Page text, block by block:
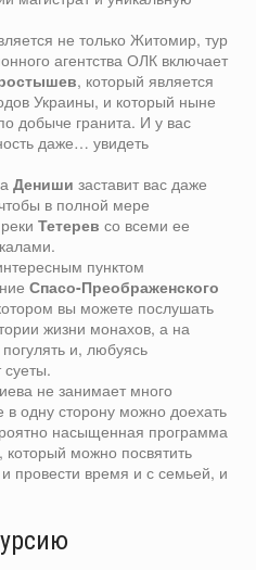
не только Житомир, тур
агентства ОЛК включает
, который является
Украины, и который ныне
добыче гранита. И у вас
даже… увидеть
Дениши заставит вас даже
в полной мере
Тетерев со всеми ее
пунктом
Спасо-Преображенского
вы можете послушать
жизни монахов, а на
и, любуясь
суеты.
не занимает много
в одну сторону можно доехать
насыщенная программа
который можно посвятить
провести время и с семьей, и